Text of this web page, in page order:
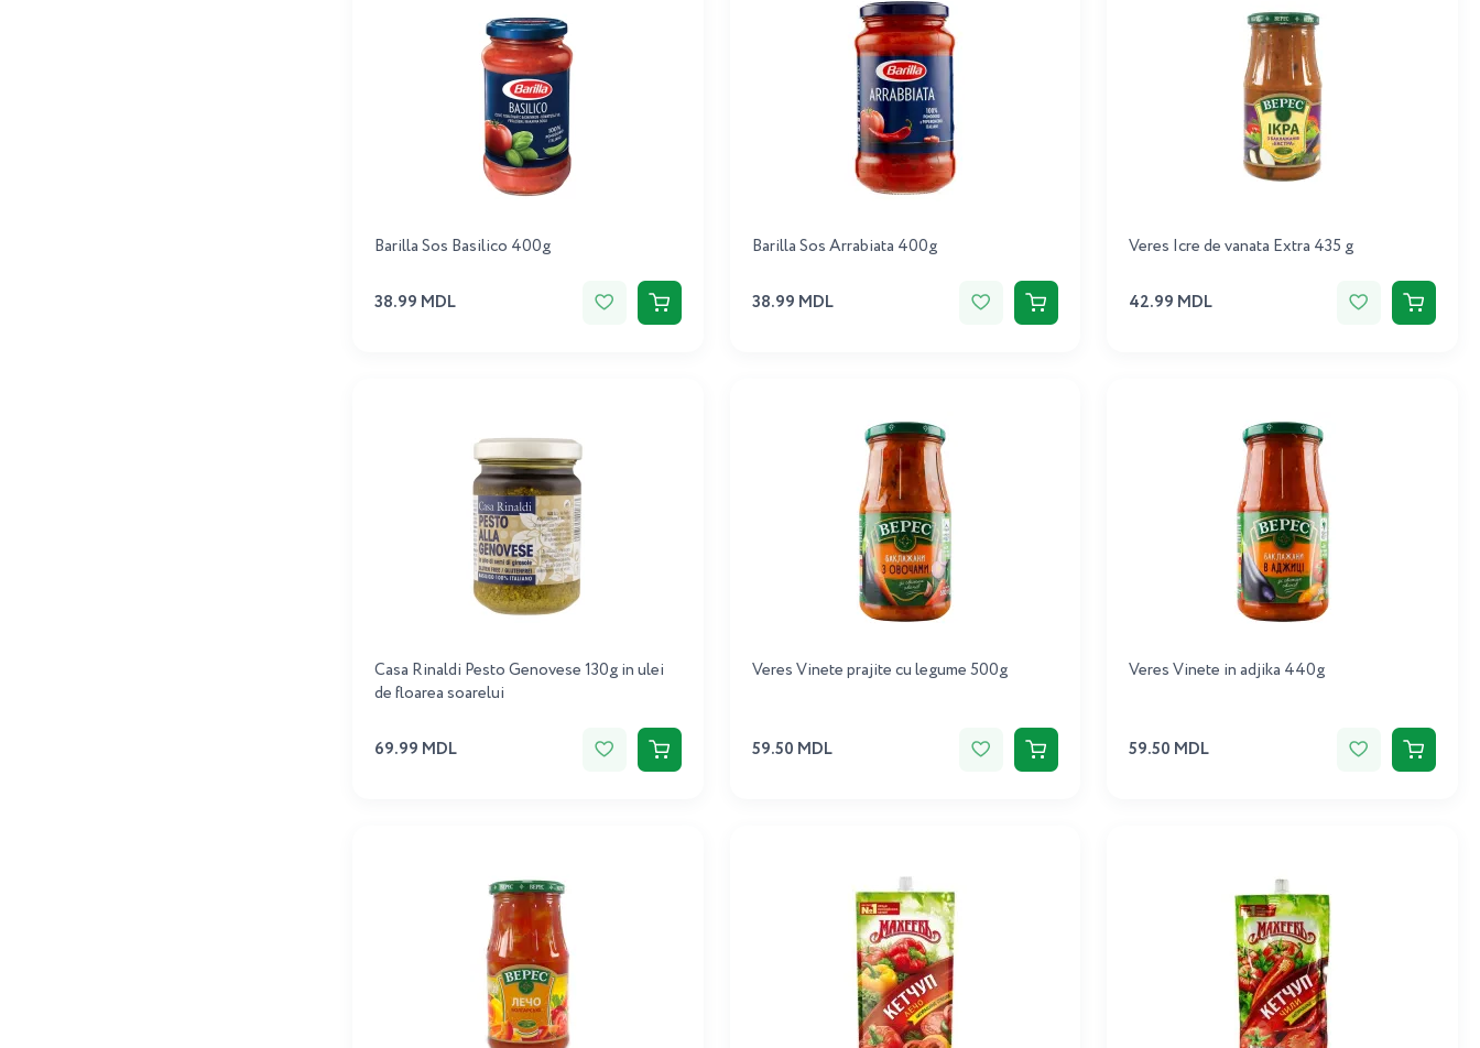
Barilla Sos Basilico 400g
38.99 MDL
Barilla Sos Arrabiata 400g
38.99 MDL
Veres Icre de vanata Extra 435 g
42.99 MDL
Casa Rinaldi Pesto Genovese 130g in ulеi
de floarea soarelui
69.99 MDL
Veres Vinete prajite cu legume 500g
59.50 MDL
Veres Vinete in adjika 440g
59.50 MDL